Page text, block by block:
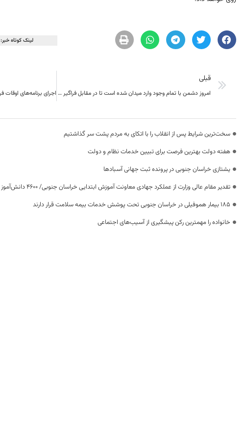
لینک کوتاه خبر:
قبلی
امروز دشمن با تمام وجود وارد میدان شده است تا در مقابل فراگیر شدن انقلاب اسلامی بایستد
سخت‌ترین شرایط پس از انقلاب را با اتکای به مردم پشت سر گذاشتیم
هفته دولت بهترین فرصت برای تبیین خدمات نظام و دولت
یشتازی خراسان جنوبی در پرونده ثبت جهانی آسبادها
تقدیر مقام عالی وزارت از عملکرد جهادی معاونت آموزش ابتدایی خراسان جنوبی/ ۴۶۰۰ دانش‌آموز زیر چتر «طرح حامی»
۱۸۵ بیمار هموفیلی در خراسان جنوبی تحت پوشش خدمات بیمه سلامت قرار دارند
خانواده را مهمترین رکن پیشگیری از آسیب‌های اجتماعی